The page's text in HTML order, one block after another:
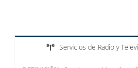
Servicios de Radio y